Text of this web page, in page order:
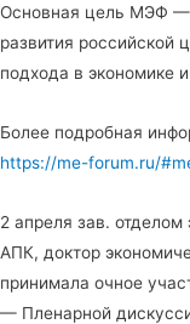
Основная цель МЭФ —
развития российской
подхода в экономике
Более подробная
https://me-forum.ru/
2 апреля зав. отделом
АПК, доктор
принимала очное
— Пленарной